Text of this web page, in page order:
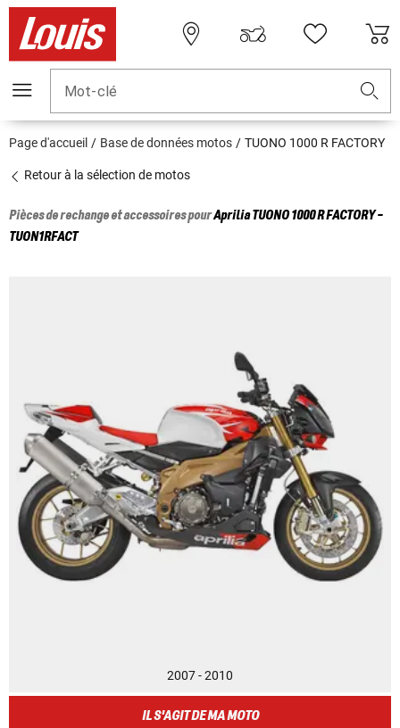
Mot-clé
Page d'accueil Base de données motos TUONO 1000 R FACTORY
Retour à la sélection de motos
Pièces de rechange et accessoires pourApriliaTUONO 1000 R FACTORY -
TUON1RFACT
2007 - 2010
IL S'AGIT DE MA MOTO